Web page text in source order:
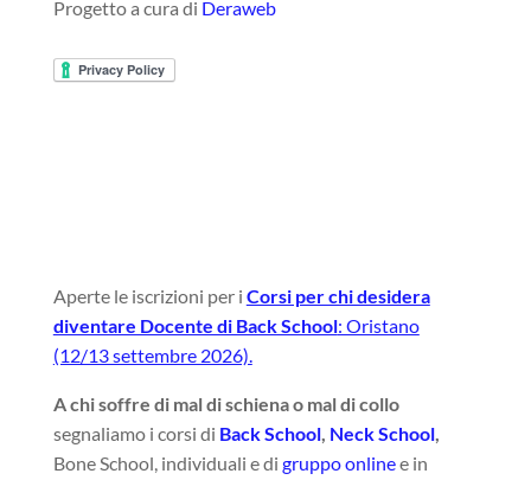
Progetto a cura di Deraweb
Aperte le iscrizioni per i Corsi per chi desidera
diventare Docente di Back School: Oristano
(12/13 settembre 2026).
A chi soffre di mal di schiena o mal di collo
segnaliamo i corsi di Back School, Neck School,
Bone School, individuali e di gruppo onlinee in